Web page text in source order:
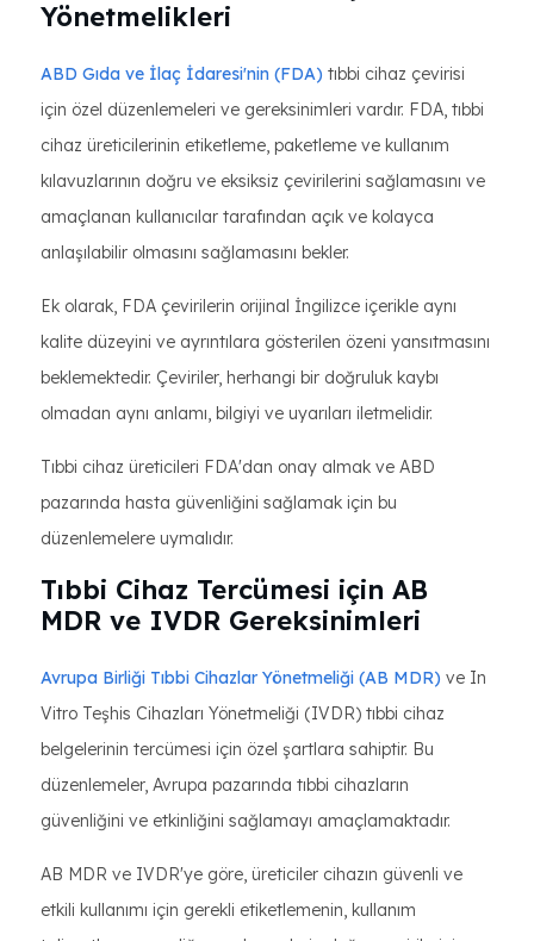
Yönetmelikleri
ABD Gıda ve İlaç İdaresi'nin (FDA) tıbbi cihaz çevirisi
için özel düzenlemeleri ve gereksinimleri vardır. FDA, tıbbi
cihaz üreticilerinin etiketleme, paketleme ve kullanım
kılavuzlarının doğru ve eksiksiz çevirilerini sağlamasını ve
amaçlanan kullanıcılar tarafından açık ve kolayca
anlaşılabilir olmasını sağlamasını bekler.
Ek olarak, FDA çevirilerin orijinal İngilizce içerikle aynı
kalite düzeyini ve ayrıntılara gösterilen özeni yansıtmasını
beklemektedir. Çeviriler, herhangi bir doğruluk kaybı
olmadan aynı anlamı, bilgiyi ve uyarıları iletmelidir.
Tıbbi cihaz üreticileri FDA'dan onay almak ve ABD
pazarında hasta güvenliğini sağlamak için bu
düzenlemelere uymalıdır.
Tıbbi Cihaz Tercümesi için AB
MDR ve IVDR Gereksinimleri
Avrupa Birliği Tıbbi Cihazlar Yönetmeliği (AB MDR) ve In
Vitro Teşhis Cihazları Yönetmeliği (IVDR) tıbbi cihaz
belgelerinin tercümesi için özel şartlara sahiptir. Bu
düzenlemeler, Avrupa pazarında tıbbi cihazların
güvenliğini ve etkinliğini sağlamayı amaçlamaktadır.
AB MDR ve IVDR'ye göre, üreticiler cihazın güvenli ve
etkili kullanımı için gerekli etiketlemenin, kullanım